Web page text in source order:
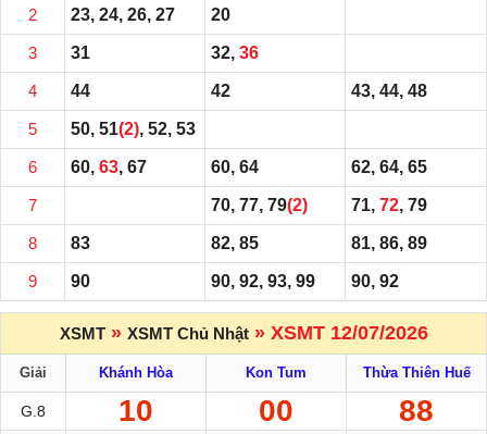
2 23, 24, 26, 27 20
3 31 32, 36
4 44 42 43, 44, 48
5 50, 51(2), 52, 53
6 60, 63, 67 60, 64 62, 64, 65
7 70, 77, 79(2) 71, 72, 79
8 83 82, 85 81, 86, 89
9 90 90, 92, 93, 99 90, 92
XSMT» XSMT Chủ Nhật» XSMT 12/07/2026
Giải Khánh Hòa Kon Tum Thừa Thiên Huế
G.8 10 00 88